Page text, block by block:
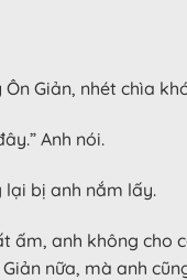
Giản, nhét chìa
Anh nói.
lại bị anh nắm lấy.
anh không cho
nữa, mà anh